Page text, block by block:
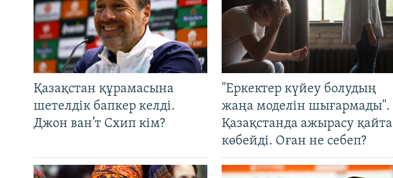
Қазақстан құрамасына
шетелдік бапкер келді.
Джон ван’т Схип кім?
"Еркектер күйеу болудың
жаңа моделін шығармады".
Қазақстанда ажырасу қайта
көбейді. Оған не себеп?